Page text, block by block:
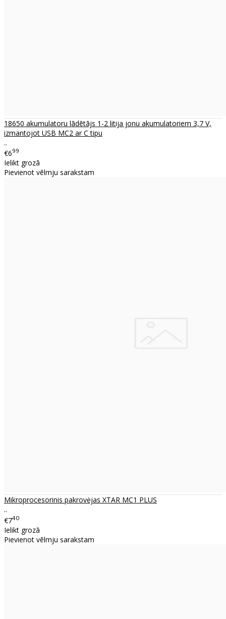
18650 akumulatoru lādētājs 1-2 litija jonu akumulatoriem 3,7 V,
izmantojot USB MC2 ar C tipu
..
€699
Ielikt grozā
Pievienot vēlmju sarakstam
Mikroprocesorinis pakrovėjas XTAR MC1 PLUS
..
€740
Ielikt grozā
Pievienot vēlmju sarakstam